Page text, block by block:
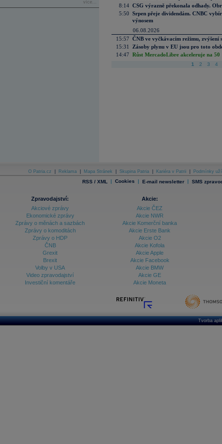
více...
8:14 CSG výrazně překonala odhady.
5:50 Srpen přeje dividendám. CNBC
výnosem
06.08.2026
15:57 ČNB ve vyčkávacím režimu, zvýšení
15:31
Zásoby plynu v EU jsou pro toto
14:47 Růst MercadoLibre akceleruje na
1 2 3 4
O Patria.cz Reklama Mapa Stránek Skupina Patria Kariéra v Patrii Podmínky
RSS / XML | Cookies | E-mail newsletter | SMS
Zpravodajství:
Akciové zprávy
Ekonomické zprávy
Zprávy o měnách a sazbách
Zprávy o komoditách
Zprávy o HDP
ČNB
Grexit
Brexit
Volby v USA
Video zpravodajství
Investiční komentáře
Akcie:
Akcie ČEZ
Akcie NWR
Akcie Komerční banka
Akcie Erste Bank
Akcie O2
Akcie Kofola
Akcie Apple
Akcie Facebook
Akcie BMW
Akcie GE
Akcie Moneta
Tvorba